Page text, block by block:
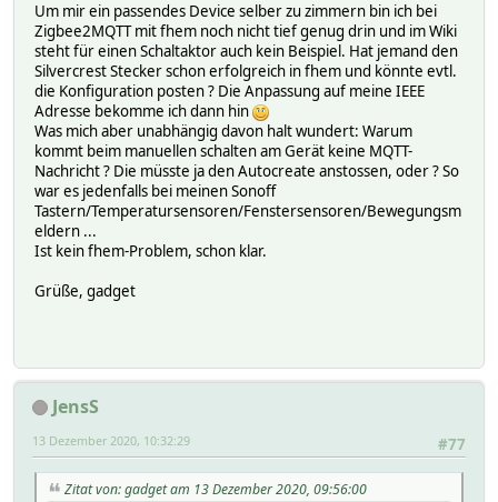
Um mir ein passendes Device selber zu zimmern bin ich bei
Zigbee2MQTT mit fhem noch nicht tief genug drin und im Wiki
steht für einen Schaltaktor auch kein Beispiel. Hat jemand den
Silvercrest Stecker schon erfolgreich in fhem und könnte evtl.
die Konfiguration posten ? Die Anpassung auf meine IEEE
Adresse bekomme ich dann hin
Was mich aber unabhängig davon halt wundert: Warum
kommt beim manuellen schalten am Gerät keine MQTT-
Nachricht ? Die müsste ja den Autocreate anstossen, oder ? So
war es jedenfalls bei meinen Sonoff
Tastern/Temperatursensoren/Fenstersensoren/Bewegungsm
eldern ...
Ist kein fhem-Problem, schon klar.
Grüße, gadget
JensS
#77
13 Dezember 2020, 10:32:29
Zitat von: gadget am 13 Dezember 2020, 09:56:00